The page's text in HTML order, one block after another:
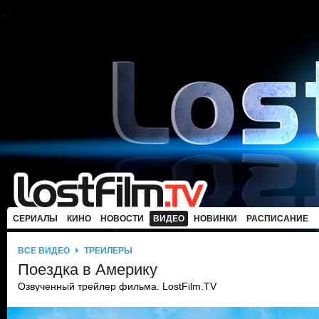
СЕРИАЛЫ КИНО НОВОСТИ ВИДЕО НОВИНКИ РАСПИСАНИЕ
ВСЕ ВИДЕО ТРЕЙЛЕРЫ
Поездка в Америку
Озвученный трейлер фильма. LostFilm.TV